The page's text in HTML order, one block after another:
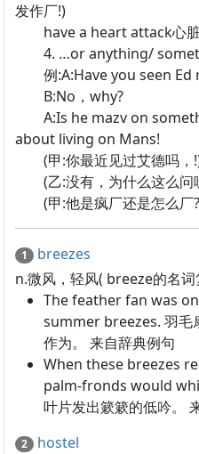
发作厂!)
have a heart attack心
4. …or anything/
例:A:Have you seen Ed
B:No，why?
A:Is he mazv on
about living on Mans!
(甲:你最近见过艾德吗，
(乙:没有，为什么这么问
(甲:他是疯厂还是怎么厂?
1
breezes
n.微风，轻风( breeze的名
The feather fan was
summer breezes. 羽毛
作为。 来自辞典例句
When these breezes
palm-fronds would
叶片发出簌簌的低吟。
2
hostel